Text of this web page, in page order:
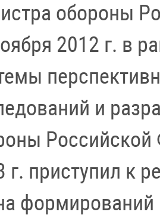
обороны
2012 г. в
и
г. приступил к